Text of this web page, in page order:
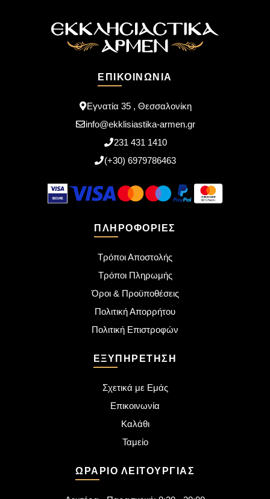
ΕΠΙΚΟΙΝΩΝΊΑ
Εγνατία 35 , Θεσσαλονίκη
info@ekklisiastika-armen.gr
231 431 1410
(+30) 6979786463
ΠΛΗΡΟΦΟΡΊΕΣ
Τρόποι Αποστολής
Τρόποι Πληρωμής
Όροι & Προϋποθέσεις
Πολιτική Απορρήτου
Πολιτική Επιστροφών
ΕΞΥΠΗΡΈΤΗΣΗ
Σχετικά με Εμάς
Επικοινωνία
Καλάθι
Ταμείο
ΩΡΆΡΙΟ ΛΕΙΤΟΥΡΓΊΑΣ